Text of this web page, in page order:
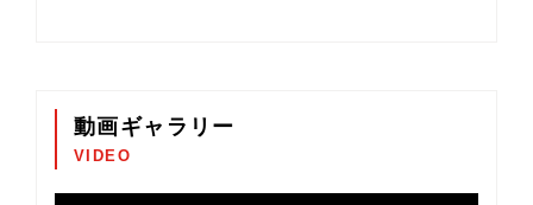
動画ギャラリー
VIDEO